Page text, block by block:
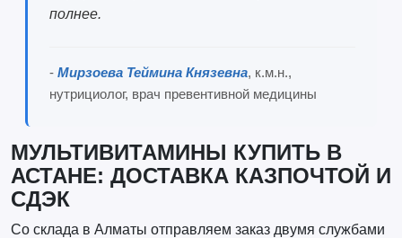
полнее.
- Мирзоева Теймина Князевна, к.м.н.,
нутрициолог, врач превентивной медицины
МУЛЬТИВИТАМИНЫ КУПИТЬ В
АСТАНЕ: ДОСТАВКА КАЗПОЧТОЙ И
СДЭК
Со склада в Алматы отправляем заказ двумя службами